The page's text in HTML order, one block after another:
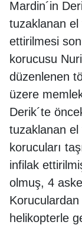
Mardin´in
tuzaklanan el
ettirilmesi
korucusu
düzenlenen
üzere
Derik´te
tuzaklanan el
korucuları
infilak
olmuş, 4
helikopterle